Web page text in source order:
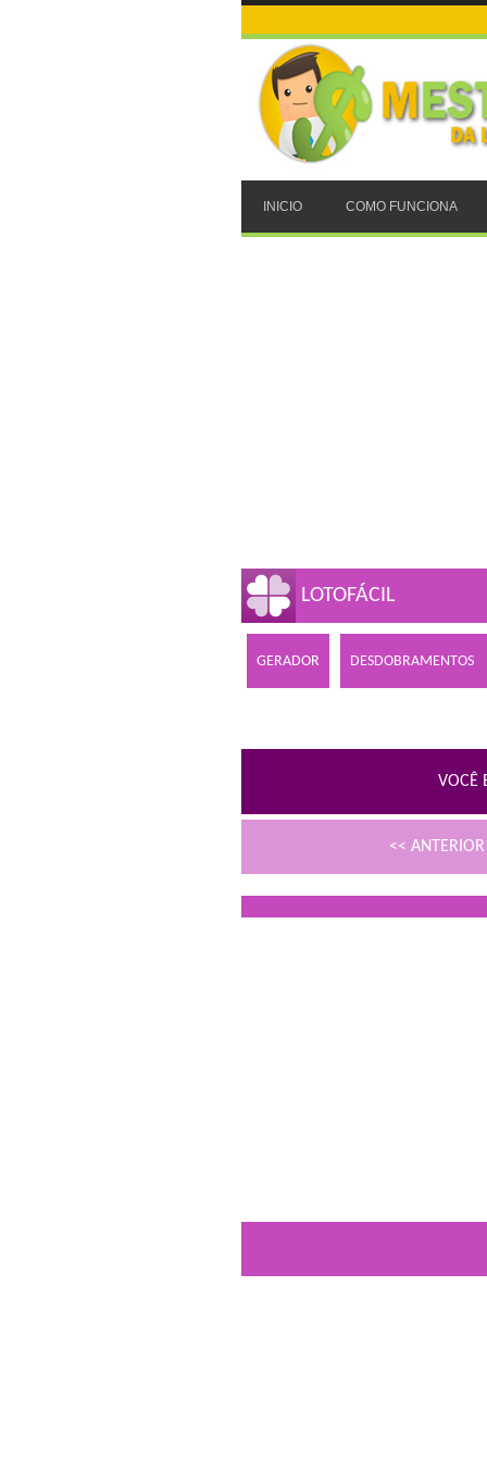
INICIO COMO FUNCIONA
LOTOFÁCIL
GERADOR DESDOBRAMENTOS
VOCÊ
<<